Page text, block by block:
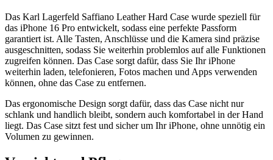
Das Karl Lagerfeld Saffiano Leather Hard Case wurde speziell für
das iPhone 16 Pro entwickelt, sodass eine perfekte Passform
garantiert ist. Alle Tasten, Anschlüsse und die Kamera sind präzise
ausgeschnitten, sodass Sie weiterhin problemlos auf alle Funktionen
zugreifen können. Das Case sorgt dafür, dass Sie Ihr iPhone
weiterhin laden, telefonieren, Fotos machen und Apps verwenden
können, ohne das Case zu entfernen.
Das ergonomische Design sorgt dafür, dass das Case nicht nur
schlank und handlich bleibt, sondern auch komfortabel in der Hand
liegt. Das Case sitzt fest und sicher um Ihr iPhone, ohne unnötig ein
Volumen zu gewinnen.